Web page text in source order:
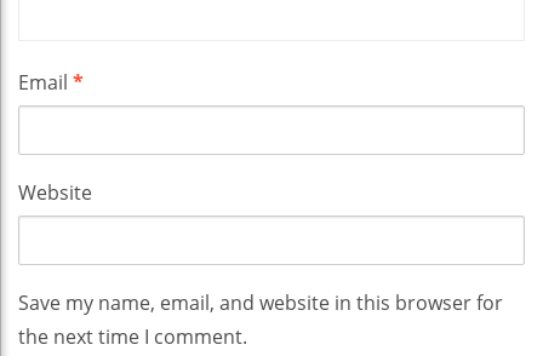
Email *
Website
Save my name, email, and website in this browser for
the next time I comment.